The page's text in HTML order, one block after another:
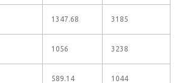
1347.68 3185
1056 3238
589.14 1044